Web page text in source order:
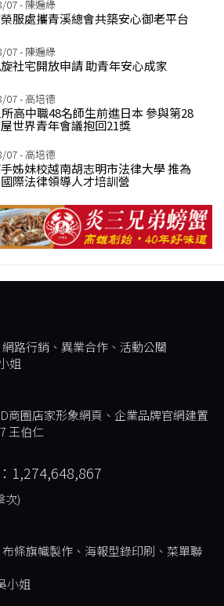
07 - 陳遍綠
服處攜青溪總會共築安心御老平台
07 - 陳遍綠
社宅開放申請 助青年安心成家
07 - 高培德
高中職48名師生前進日本 參與第28
世界青年會議抱回21獎
07 - 高培德
姊妹校越南胡志明市法律大學 推為
際法律領導人才培訓營
路行銷、異業合作、活動公關
姐
商圈店家形象網頁、企業品牌官網建置
王伯仁
1,274,648,867
次)
條旗幟製作、海報型錄印刷、菜單聯
小姐